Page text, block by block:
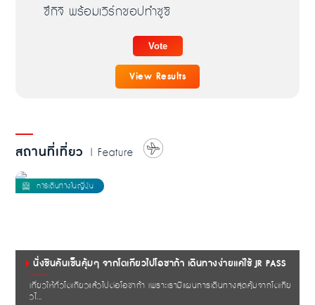
ซึกิจิ พร้อมเวิร์กชอปทำซูชิ
View Results
สถานที่เที่ยว | Feature
นั่งชินคันเซ็นคุ้มๆ จากโตเกียวไปโอซาก้า เดินทางง่ายแค่ใช้ JR PASS
เที่ยวให้ทั่วโตเกียวแล้วไปต่อโอซาก้า เพราะเรามีแผนการเดินทางสุดคุ้มจากโตเกีย
วไ...